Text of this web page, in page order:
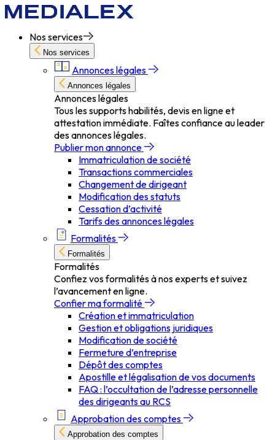
Nos services
Nos services
Annonces légales
Annonces légales
Annonces légales
Tous les supports habilités, devis en ligne et
attestation immédiate. Faîtes confiance au leader
des annonces légales.
Publier mon annonce
Immatriculation de société
Transactions commerciales
Changement de dirigeant
Modification des statuts
Cessation d’activité
Tarifs des annonces légales
Formalités
Formalités
Formalités
Confiez vos formalités à nos experts et suivez
l’avancement en ligne.
Confier ma formalité
Création et immatriculation
Gestion et obligations juridiques
Modification de société
Fermeture d’entreprise
Dépôt des comptes
Apostille et légalisation de vos documents
FAQ : l’occultation de l’adresse personnelle
des dirigeants au RCS
Approbation des comptes
Approbation des comptes